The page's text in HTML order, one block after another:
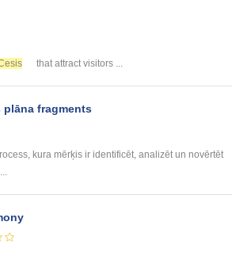
that attract visitors ...
plāna fragments
kura mērķis ir identificēt, analizēt un novērtēt